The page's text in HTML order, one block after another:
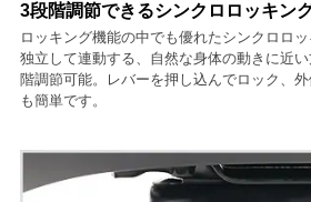
3段階調節できるシンクロロッキン
ロッキング機能の中でも優れたシンクロロ
独立して連動する、自然な身体の動きに近
階調節可能。レバーを押し込んでロック、
も簡単です。